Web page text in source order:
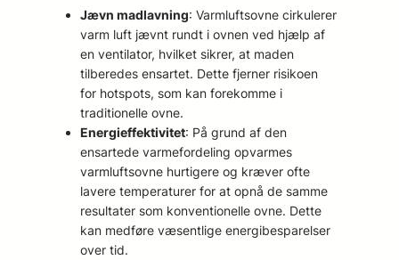
Jævn madlavning: Varmluftsovne cirkulerer
varm luft jævnt rundt i ovnen ved hjælp af
en ventilator, hvilket sikrer, at maden
tilberedes ensartet. Dette fjerner risikoen
for hotspots, som kan forekomme i
traditionelle ovne.
Energieffektivitet: På grund af den
ensartede varmefordeling opvarmes
varmluftsovne hurtigere og kræver ofte
lavere temperaturer for at opnå de samme
resultater som konventionelle ovne. Dette
kan medføre væsentlige energibesparelser
over tid.